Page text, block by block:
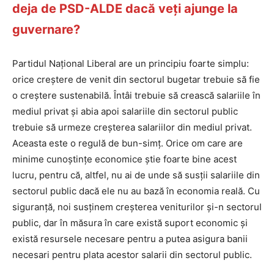
deja de PSD-ALDE dacă veți ajunge la
guvernare?
Partidul Național Liberal are un principiu foarte simplu:
orice creștere de venit din sectorul bugetar trebuie să fie
o creștere sustenabilă. Întâi trebuie să crească salariile în
mediul privat și abia apoi salariile din sectorul public
trebuie să urmeze creșterea salariilor din mediul privat.
Aceasta este o regulă de bun-simț. Orice om care are
minime cunoștințe economice știe foarte bine acest
lucru, pentru că, altfel, nu ai de unde să susții salariile din
sectorul public dacă ele nu au bază în economia reală. Cu
siguranță, noi susținem creșterea veniturilor și-n sectorul
public, dar în măsura în care există suport economic și
există resursele necesare pentru a putea asigura banii
necesari pentru plata acestor salarii din sectorul public.